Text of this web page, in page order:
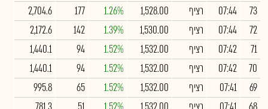
73
07:44 רציף 1,528.00
1.26%
177
2,704.6
72
07:44 רציף 1,530.00
1.39%
142
2,172.6
71
07:42 רציף 1,532.00
1.52%
94
1,440.1
70
07:42 רציף 1,532.00
1.52%
94
1,440.1
69
07:41 רציף 1,532.00
1.52%
65
995.8